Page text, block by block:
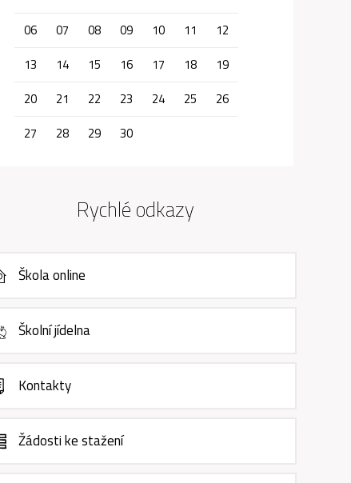
06
07 08 09 10 11
12
13
14 15 16 17 18
19
20
21 22 23 24 25
26
27
28 29 30
Rychlé odkazy
Škola online
Školní jídelna
Kontakty
Žádosti ke stažení